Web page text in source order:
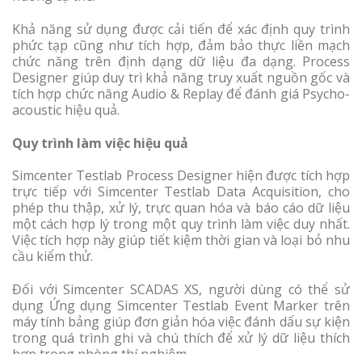
Khả năng sử dụng được cải tiến để xác định quy trình
phức tạp cũng như tích hợp, đảm bảo thực liền mạch
chức năng trên định dạng dữ liệu đa dạng. Process
Designer giúp duy trì khả năng truy xuất nguồn gốc và
tích hợp chức năng Audio & Replay để đánh giá Psycho-
acoustic hiệu quả.
Quy trình làm việc hiệu quả
Simcenter Testlab Process Designer hiện được tích hợp
trực tiếp với Simcenter Testlab Data Acquisition, cho
phép thu thập, xử lý, trực quan hóa và báo cáo dữ liệu
một cách hợp lý trong một quy trình làm việc duy nhất.
Việc tích hợp này giúp tiết kiệm thời gian và loại bỏ nhu
cầu kiểm thử.
Đối với Simcenter SCADAS XS, người dùng có thể sử
dụng Ứng dụng Simcenter Testlab Event Marker trên
máy tính bảng giúp đơn giản hóa việc đánh dấu sự kiện
trong quá trình ghi và chú thích để xử lý dữ liệu thích